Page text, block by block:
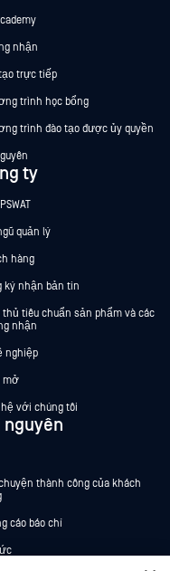
nhận
trực tiếp
trình học bổng
trình đào tạo được ủy quyền
ty
quản lý
hàng
ký nhận bản tin
thủ tiêu chuẩn sản phẩm và các
nhận
nghiệp
mở
hệ với chúng tôi
nguyên
thành công của khách
cáo báo chí